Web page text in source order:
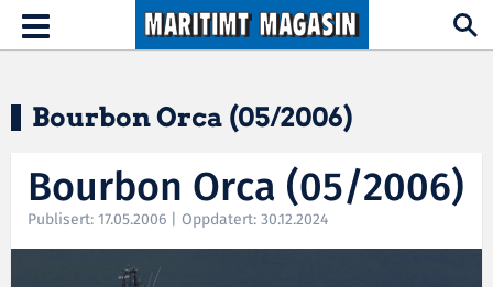
Hopp til hovedinnhold
Toggle
navigation
Bourbon Orca (05/2006)
Bourbon Orca (05/2006)
Publisert: 17.05.2006 | Oppdatert: 30.12.2024